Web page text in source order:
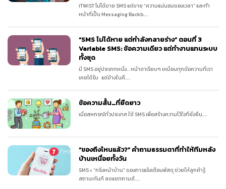
iTWiST ไม่ได้ขาย SMS แต่ขาย “ความแน่นอนของเวลา” และทำ
หน้าที่เป็น Messaging Backb.....
“SMS ไม่ได้หาย แต่กำลังกลายร่าง” ตอนที่ 3
Variable SMS: ข้อความเดียว แต่ทำงานแทนระบบ
ทั้งชุด
มี SMS อยู่ประเภทหนึ่ง… หน้าตาเรียบๆ เหมือนทุกข้อความที่เรา
เคยได้รับ แต่ข้างในคื.....
ข้อความสั้น…ที่ยืดยาว
เมื่อสหกรณ์ทั่วประเทศ ใช้ SMS เพื่อสร้างความไว้ใจที่ยั่งยืน.....
“ของถึงไหนแล้ว?” คำถามธรรมดาที่ทำให้ทีมหลัง
บ้านเหนื่อยทั้งวัน
SMS = “กริ่งหน้าบ้าน” ของการแจ้งเตือนพัสดุ ช่วยให้ลูกค้ารู้
สถานะทันที ลดแชทถามซ้.....